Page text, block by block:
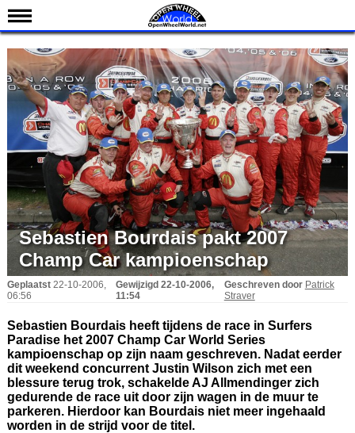
Nieuws
Kalender
Uitslagen
Standen
Coureurs
Teams
IndyCar 101
Indy 500
English
Sebastien Bourdais pakt 2007
Champ Car kampioenschap
Geplaatst 22-10-2006,
06:56
Gewijzigd 22-10-2006,
11:54
Geschreven door Patrick
Straver
Sebastien Bourdais heeft tijdens de race in Surfers
Paradise het 2007 Champ Car World Series
kampioenschap op zijn naam geschreven. Nadat eerder
dit weekend concurrent Justin Wilson zich met een
blessure terug trok, schakelde AJ Allmendinger zich
gedurende de race uit door zijn wagen in de muur te
parkeren. Hierdoor kan Bourdais niet meer ingehaald
worden in de strijd voor de titel.